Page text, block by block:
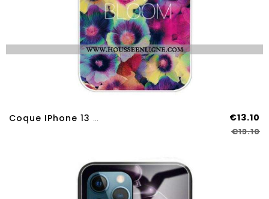
Coque IPhone 13 Pro Max Be Always In Bloom €13.10
€13.10